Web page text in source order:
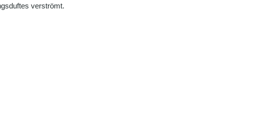
verströmt.